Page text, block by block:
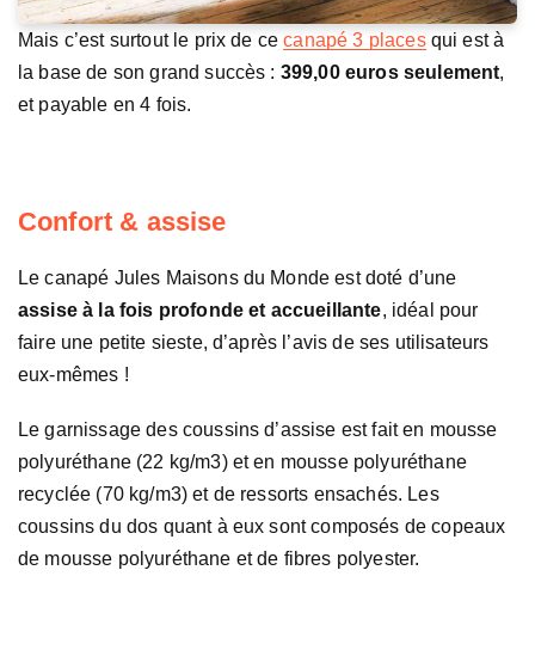
Mais c’est surtout le prix de cecanapé 3 placesqui est à
la base de son grand succès : 399,00 euros seulement,
et payable en 4 fois.
Confort & assise
Le canapé Jules Maisons du Monde est doté d’une
assise à la fois profonde et accueillante, idéal pour
faire une petite sieste, d’après l’avis de ses utilisateurs
eux-mêmes !
Le garnissage des coussins d’assise est fait en mousse
polyuréthane (22 kg/m3) et en mousse polyuréthane
recyclée (70 kg/m3) et de ressorts ensachés. Les
coussins du dos quant à eux sont composés de copeaux
de mousse polyuréthane et de fibres polyester.